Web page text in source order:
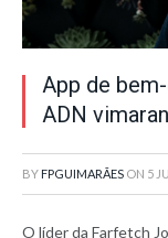
App de
ADN
BY FPGUIMARÃES ON 5
O líder da Farfetch